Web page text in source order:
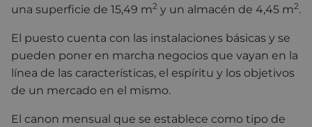
una superficie de 15,49 m2 y un almacén de 4,45 m2.
El puesto cuenta con las instalaciones básicas y se
pueden poner en marcha negocios que vayan en la
línea de las características, el espíritu y los objetivos
de un mercado en el mismo.
El canon mensual que se establece como tipo de